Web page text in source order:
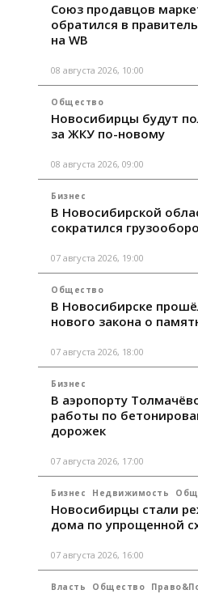
Союз продавцов
обратился в
на WB
08 августа 2026, 10:00
Общество
Новосибирцы будут
за ЖКУ по-новому
08 августа 2026, 09:00
Бизнес
В Новосибирской
сократился
07 августа 2026, 19:00
Общество
В Новосибирске
нового закона о
07 августа 2026, 18:00
Бизнес
В аэропорту
работы по
дорожек
07 августа 2026, 17:00
Бизнес Недвижимость
Новосибирцы стали
дома по упрощенной
07 августа 2026, 16:00
Власть Общество